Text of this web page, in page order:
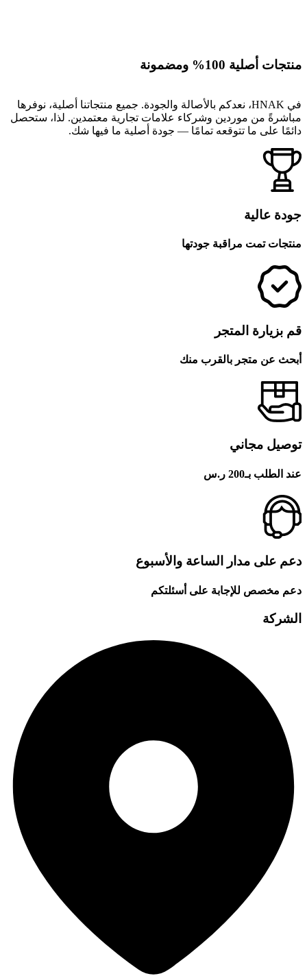
منتجات أصلية 100% ومضمونة
في HNAK، نعدكم بالأصالة والجودة. جميع منتجاتنا أصلية، نوفرها
مباشرةً من موردين وشركاء علامات تجارية معتمدين. لذا، ستحصل
دائمًا على ما تتوقعه تمامًا — جودة أصلية ما فيها شك.
جودة عالية
منتجات تمت مراقبة جودتها
قم بزيارة المتجر
أبحث عن متجر بالقرب منك
توصيل مجاني
عند الطلب بـ200 ر.س
دعم على مدار الساعة والأسبوع
دعم مخصص للإجابة على أسئلتكم
الشركة